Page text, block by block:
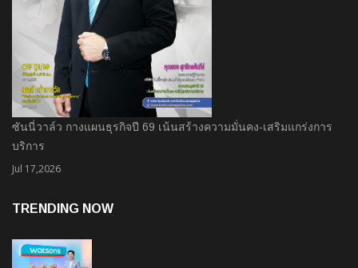
ซันนี่วาล์ว กางแผนธุรกิจปี 69 เน้นสร้างความมั่นคง-เสริมแกร่งการ
บริการ
Jul 17,2026
TRENDING NOW